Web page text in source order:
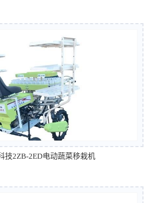
技2ZB-2ED电动蔬菜移栽机